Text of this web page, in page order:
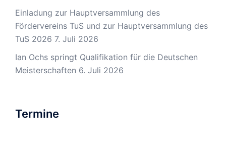
Einladung zur Hauptversammlung des
Fördervereins TuS und zur Hauptversammlung des
TuS 2026 7. Juli 2026
Ian Ochs springt Qualifikation für die Deutschen
Meisterschaften 6. Juli 2026
Termine